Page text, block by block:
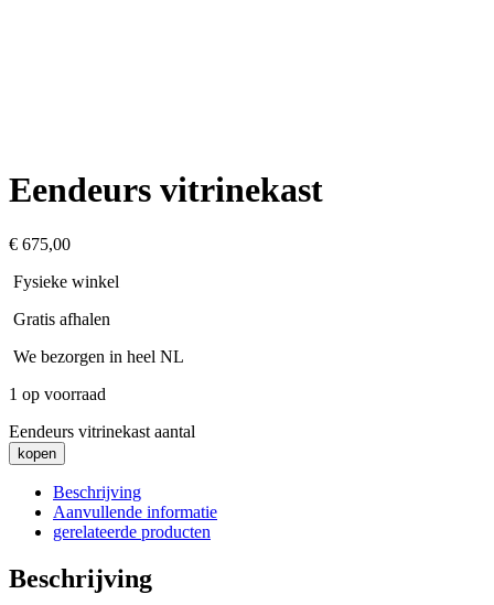
Eendeurs vitrinekast
€ 675,00
Fysieke winkel
Gratis afhalen
We bezorgen in heel NL
1 op voorraad
Eendeurs vitrinekast aantal
kopen
Beschrijving
Aanvullende informatie
gerelateerde producten
Beschrijving